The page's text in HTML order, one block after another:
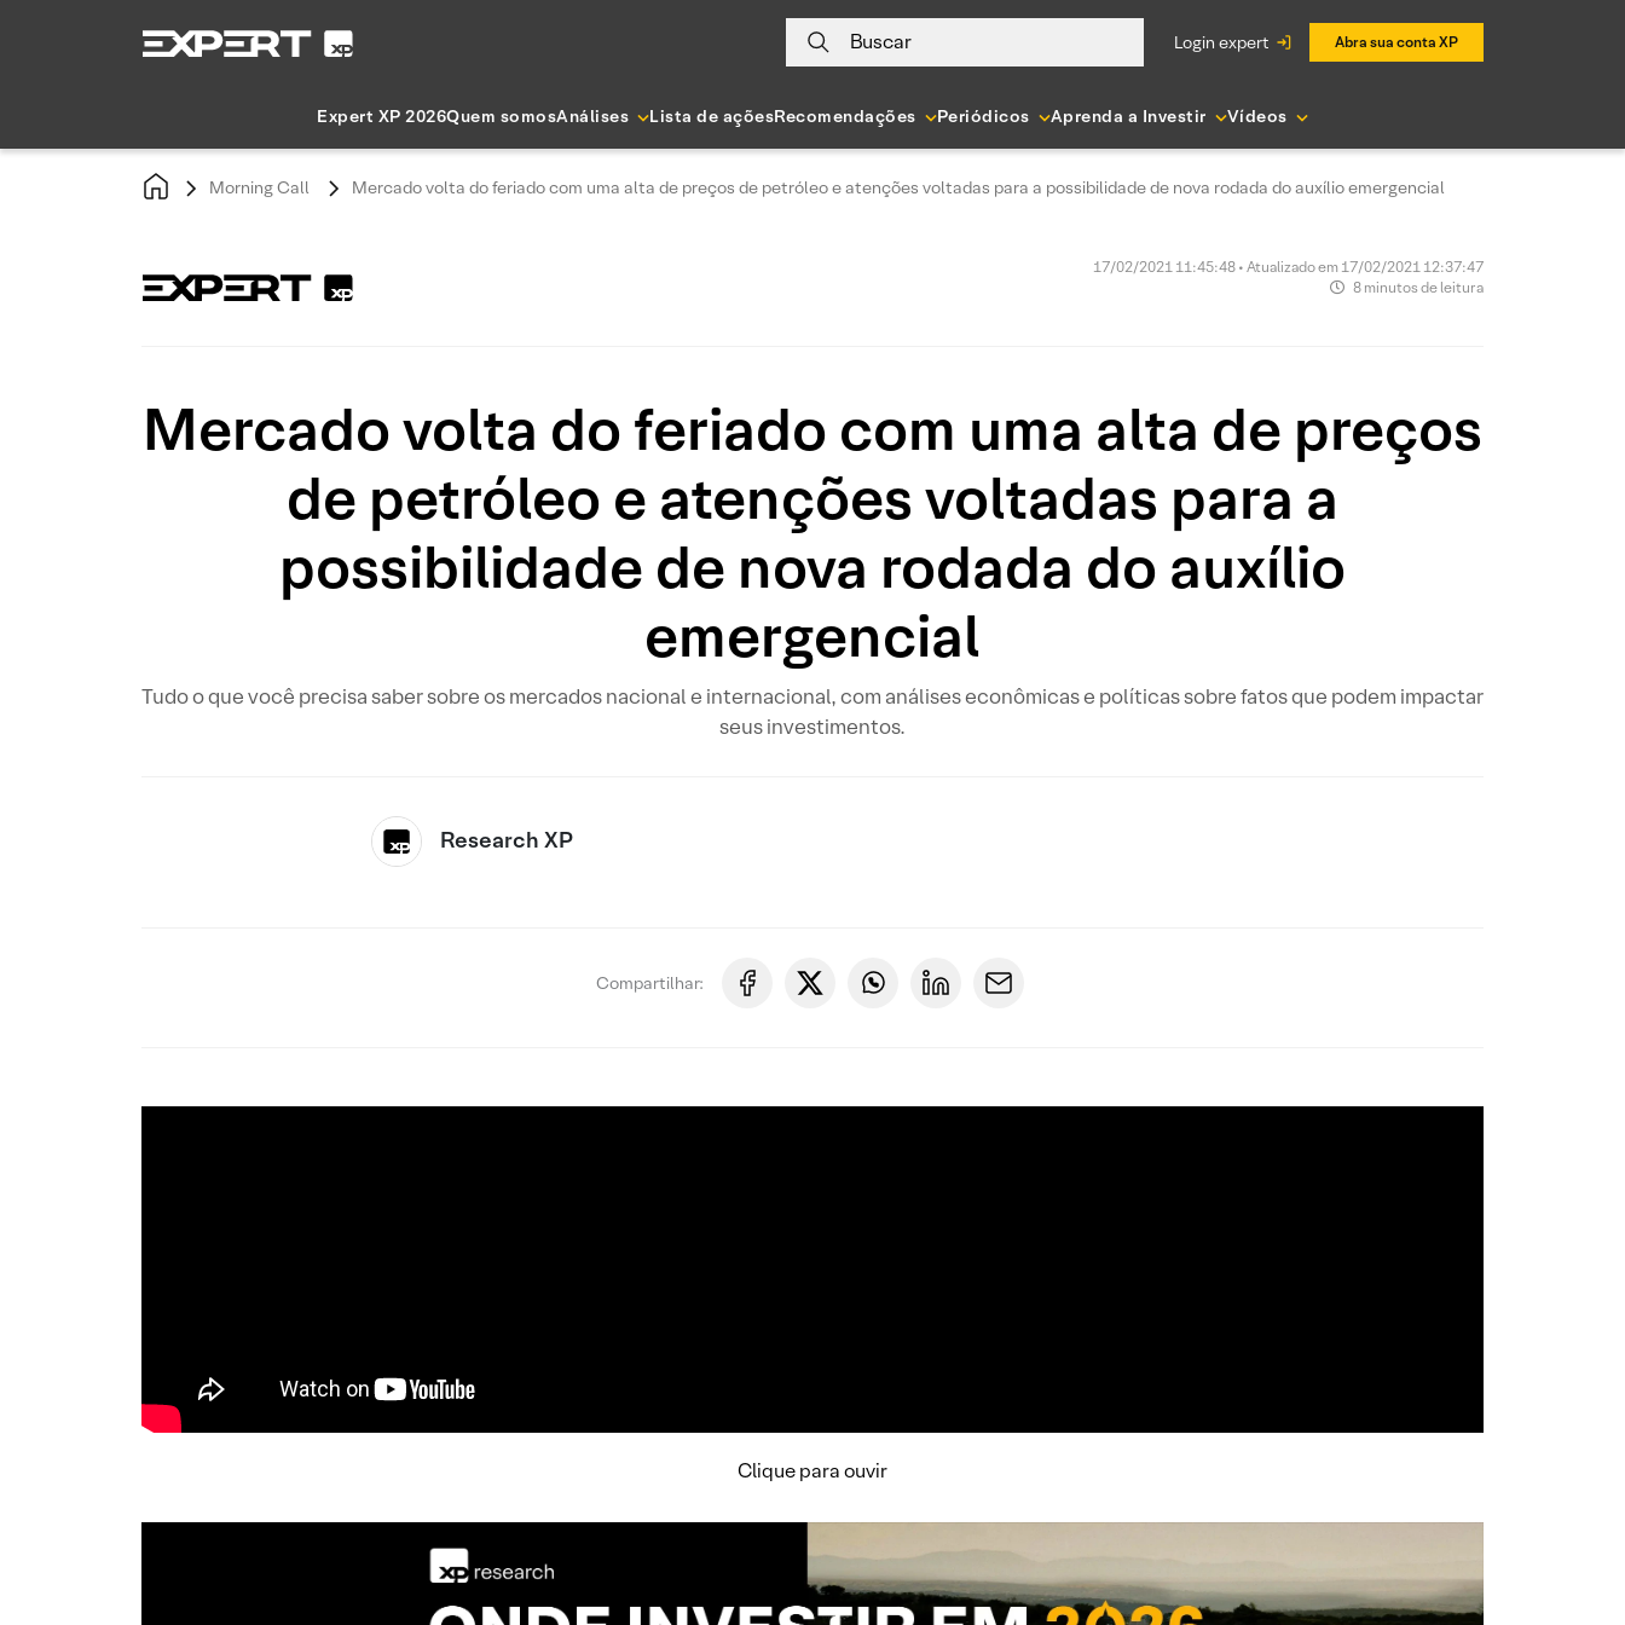
Buscar login expert Abra sua conta XP
Expert XP 2026Quem somosAnálises Lista de açõesRecomendações Periódicos Aprenda a Investir Vídeos
Morning Call Mercado volta do feriado com uma alta de preços de petróleo e atenções voltadas para a possibilidade de nova rodada do auxílio emergencial
17/02/2021 11:45:48 • Atualizado em 17/02/2021 12:37:47
8 minutos de leitura
Mercado volta do feriado com uma alta de preços
de petróleo e atenções voltadas para a
possibilidade de nova rodada do auxílio
emergencial
Tudo o que você precisa saber sobre os mercados nacional e internacional, com análises econômicas e políticas sobre fatos que podem impactar
seus investimentos.
Research XP
Compartilhar:
Clique para ouvir